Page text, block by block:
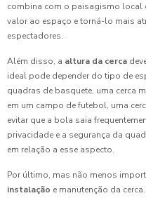
combina com o paisagismo local
valor ao espaço e torná-lo mais
espectadores.
Além disso, a altura da cerca
ideal pode depender do tipo de
quadras de basquete, uma cerca
em um campo de futebol, uma
evitar que a bola saia
privacidade e a segurança da
em relação a esse aspecto.
Por último, mas não menos
instalação e manutenção da